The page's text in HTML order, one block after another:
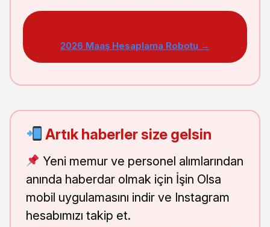
2026 Maaş Hesaplama Robotu →
Artık haberler size gelsin
Yeni memur ve personel alımlarından
anında haberdar olmak için İşin Olsa
mobil uygulamasını indir ve Instagram
hesabımızı takip et.